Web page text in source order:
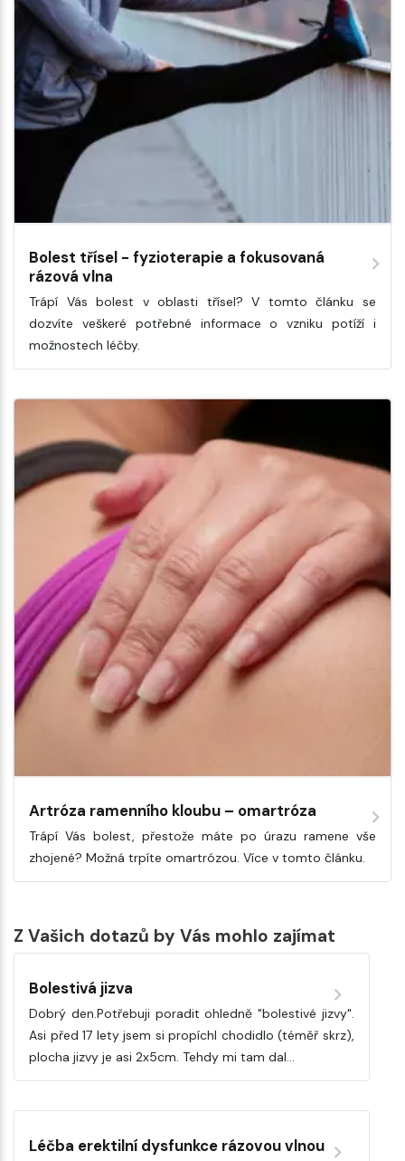
Bolest třísel - fyzioterapie a fokusovaná
rázová vlna
Trápí Vás bolest v oblasti třísel? V tomto článku se
dozvíte veškeré potřebné informace o vzniku potíží i
možnostech léčby.
Artróza ramenního kloubu – omartróza
Trápí Vás bolest, přestože máte po úrazu ramene vše
zhojené? Možná trpíte omartrózou. Více v tomto článku.
Z Vašich dotazů by Vás mohlo zajímat
Bolestivá jizva
Dobrý den.Potřebuji poradit ohledně "bolestivé jizvy".
Asi před 17 lety jsem si propíchl chodidlo (téměř skrz),
plocha jizvy je asi 2x5cm. Tehdy mi tam dal…
Léčba erektilní dysfunkce rázovou vlnou